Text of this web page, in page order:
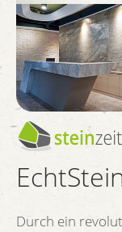
Durch ein